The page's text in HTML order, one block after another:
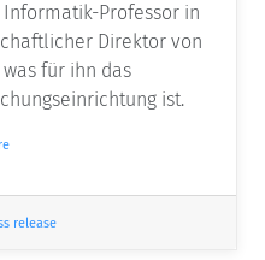
Professor in
Direktor von
für ihn das
ist.
release